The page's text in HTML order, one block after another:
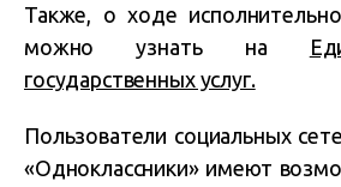
Также, о ходе
можно узнать на
государственных услуг.
Пользователи социальных
«Одноклассники» имеют